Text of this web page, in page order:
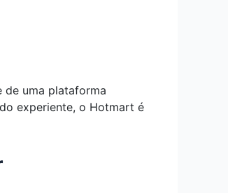
de uma plataforma
experiente, o Hotmart é